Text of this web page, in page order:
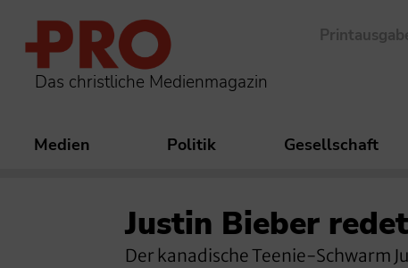
Das christliche Medienmagazin
Medien Politik Gesellschaft
Justin Bieber
Der kanadische Teenie-Schwarm